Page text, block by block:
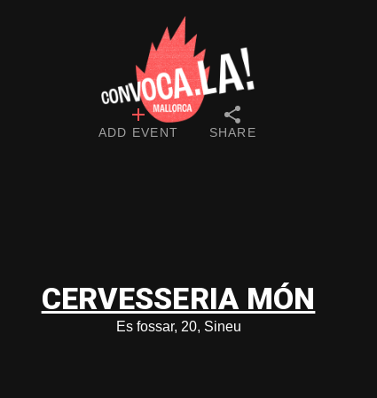
ADD EVENT SHARE
CERVESSERIA MÓN
Es fossar, 20, Sineu